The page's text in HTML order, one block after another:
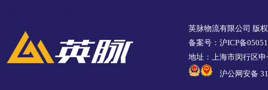
英脉物流有限公司 版
备案号：沪ICP备
地址：上海市闵行区
沪公网安备